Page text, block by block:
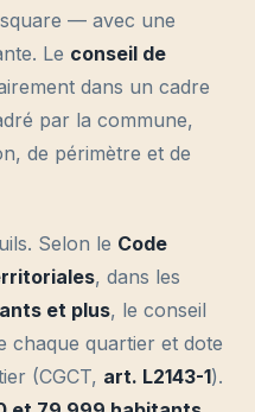
— avec une
Le conseil de
dans un cadre
par la commune,
de périmètre et de
Selon le Code
, dans les
et plus, le conseil
chaque quartier et dote
(CGCT, art. L2143-1).